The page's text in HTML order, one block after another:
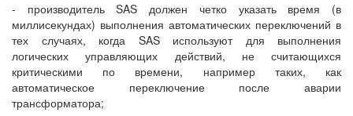
- производитель SAS должен четко указать время (в
миллисекундах) выполнения автоматических переключений в
тех случаях, когда SAS используют для выполнения
логических управляющих действий, не считающихся
критическими по времени, например таких, как
автоматическое переключение после аварии
трансформатора;